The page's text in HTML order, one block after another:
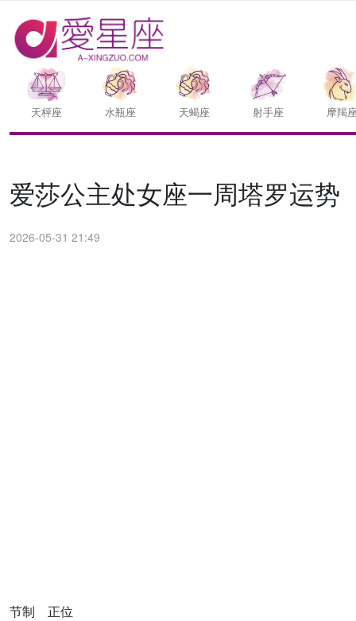
天枰座 水瓶座 天蝎座 射手座 摩羯
爱莎公主处女座一周塔罗运势
2026-05-31 21:49
节制 正位